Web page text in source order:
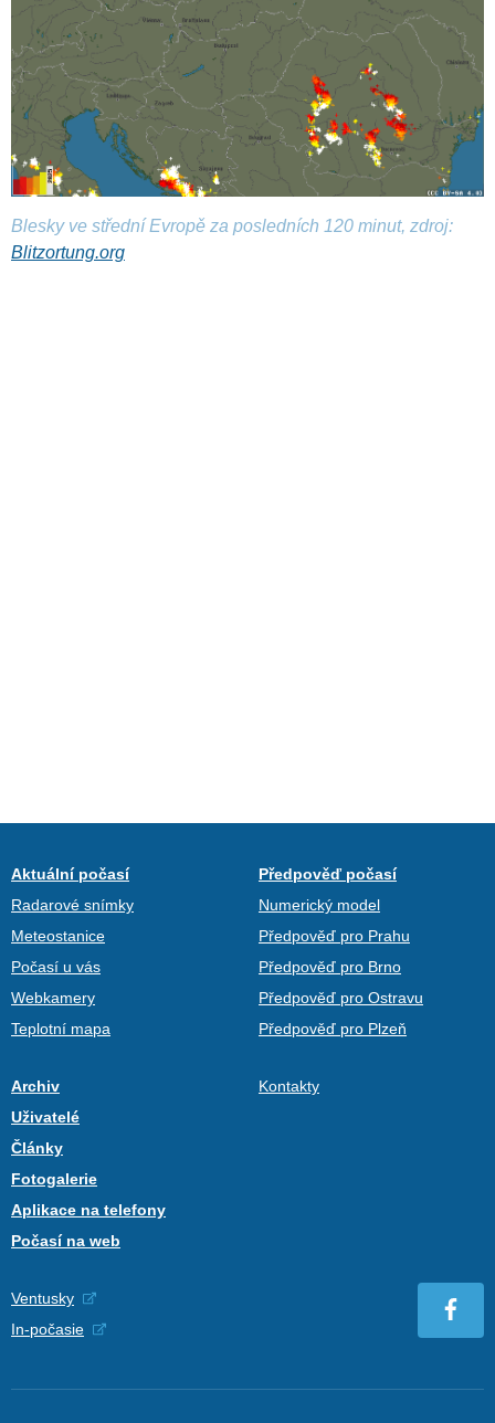
Blesky ve střední Evropě za posledních 120 minut, zdroj:
Blitzortung.org
Aktuální počasí
Radarové snímky
Meteostanice
Počasí u vás
Webkamery
Teplotní mapa
Předpověď počasí
Numerický model
Předpověď pro Prahu
Předpověď pro Brno
Předpověď pro Ostravu
Předpověď pro Plzeň
Archiv
Uživatelé
Články
Fotogalerie
Aplikace na telefony
Počasí na web
Kontakty
Ventusky
In-počasie